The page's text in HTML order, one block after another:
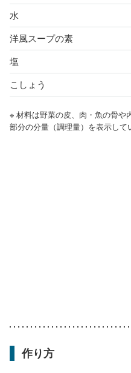
水
洋風スープの素
塩
こしょう
※ 材料は野菜の皮、肉・魚の骨や
部分の分量（調理量）を表示して
作り方